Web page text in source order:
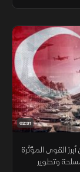
02:31
القوى المؤثرة
وتطوير